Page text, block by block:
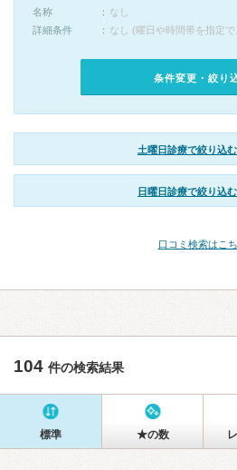
名称
なし
詳細条件
なし (曜日や時間帯を指定で
条件変更・絞り
土曜日診療で絞り込
日曜日診療で絞り込
口コミ検索はこ
104 件の検索結果
標準 ★の数